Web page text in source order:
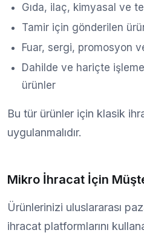
Gıda, ilaç, kimyasal ve
Tamir için gönderilen
Fuar, sergi, promosyon
Dahilde ve hariçte
ürünler
Bu tür ürünler için klasik
uygulanmalıdır.
Mikro İhracat İçin
Ürünlerinizi uluslararası
ihracat platformlarını